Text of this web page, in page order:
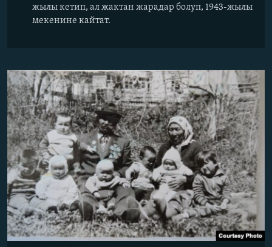
жылы кетип, ал жактан жарадар болуп, 1943-жылы
мекенине кайтат.